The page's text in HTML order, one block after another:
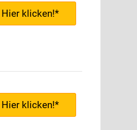
Hier klicken!*
Hier klicken!*